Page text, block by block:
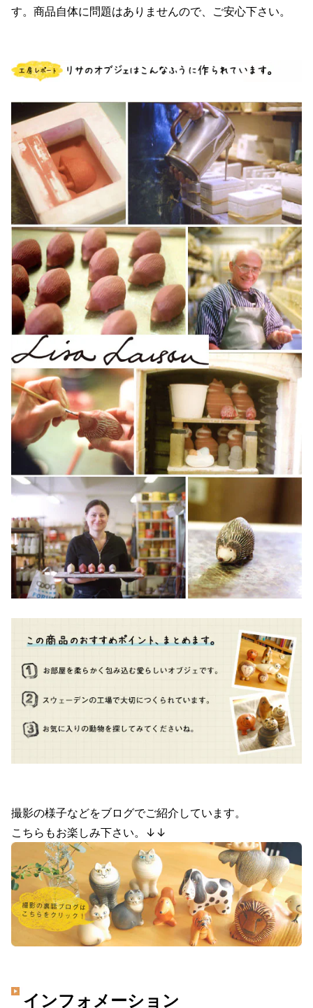
す。商品自体に問題はありませんので、ご安心下さい。
撮影の様子などをブログでご紹介しています。
こちらもお楽しみ下さい。↓↓
インフォメーション